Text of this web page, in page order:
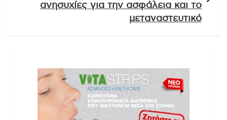
ανησυχίες για την ασφάλεια και το
μεταναστευτικό